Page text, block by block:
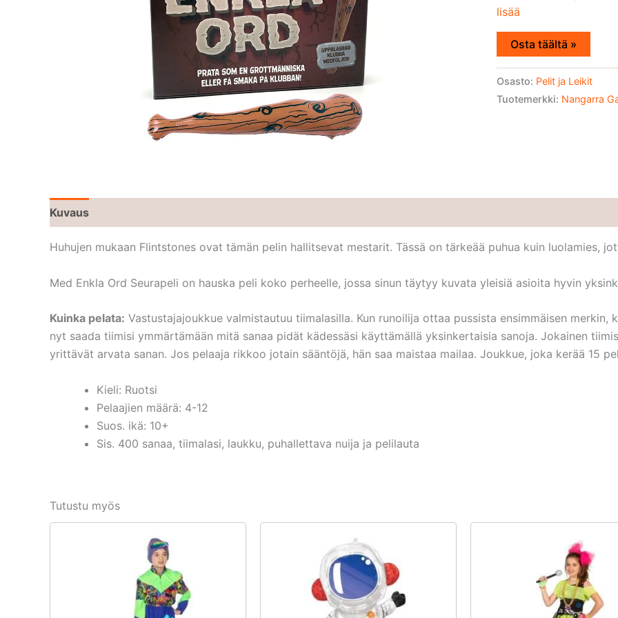
lisää
Osta täältä »
Osasto: Pelit ja Leikit
Tuotemerkki: Nangarra
Kuvaus
Huhujen mukaan Flintstones ovat tämän pelin hallitsevat mestarit. Tässä on tärkeää puhua kuin luolamies,
Med Enkla Ord Seurapeli on hauska peli koko perheelle, jossa sinun täytyy kuvata yleisiä asioita hyvin
Kuinka pelata: Vastustajajoukkue valmistautuu tiimalasilla. Kun runoilija ottaa pussista ensimmäisen
nyt saada tiimisi ymmärtämään mitä sanaa pidät kädessäsi käyttämällä yksinkertaisia sanoja. Jokainen
yrittävät arvata sanan. Jos pelaaja rikkoo jotain sääntöjä, hän saa maistaa mailaa. Joukkue, joka kerää 15
Kieli: Ruotsi
Pelaajien määrä: 4-12
Suos. ikä: 10+
Sis. 400 sanaa, tiimalasi, laukku, puhallettava nuija ja pelilauta
Tutustu myös